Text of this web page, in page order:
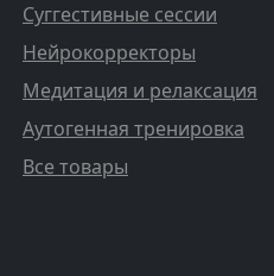
Суггестивные сессии
Нейрокорректоры
Медитация и релаксация
Аутогенная тренировка
Все товары